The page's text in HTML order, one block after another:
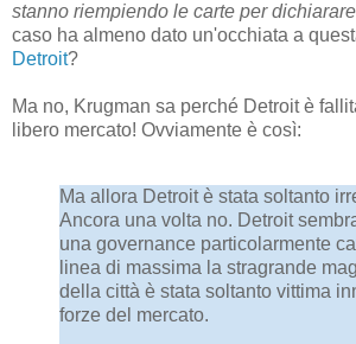
stanno riempiendo le carte per
caso ha almeno dato un'occhiata a
Detroit?
Ma no, Krugman sa perché Detroit è
libero mercato! Ovviamente è così:
Ma allora Detroit è stata soltanto
Ancora una volta no. Detroit
una governance particolarmente
linea di massima la stragrande
della città è stata soltanto vittima
forze del mercato.